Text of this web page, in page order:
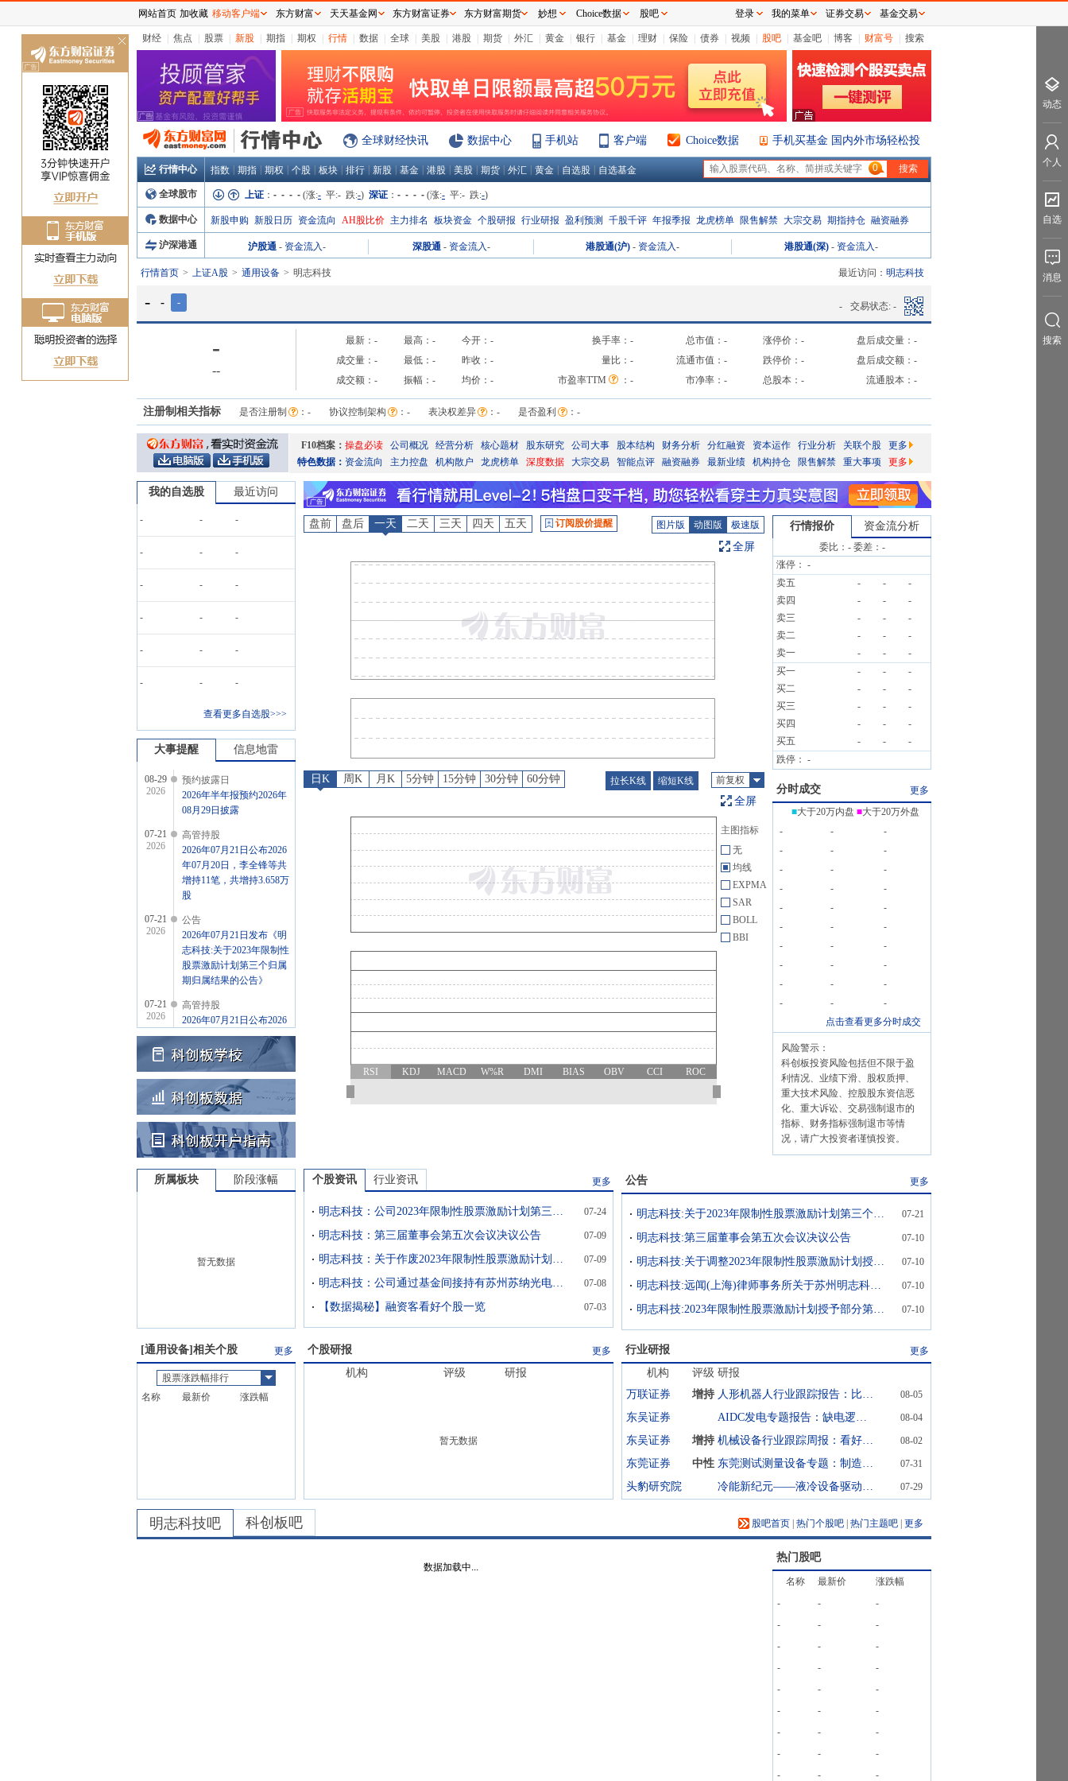
财经 焦点 股票 新股 期指 期权 行情 数据 全球 美股 港股 期货 外汇 黄金 银行 基金 理财 保险 债券 视频 股吧 基金吧 博客 财富号 搜索
全球财经快讯 数据中心 手机站 客户端 Choice数据 手机买基金 国内外市场轻松投
行情中心 指数 期指 期权 个股 板块 排行 新股 基金 港股 美股 期货 外汇 黄金 自选股 自选基金 0
全球股市 上证 ： - - - - (涨:- 平:- 跌:-) 深证 ： - - - - (涨:- 平:- 跌:-)
数据中心 新股申购 新股日历 资金流向 AH股比价 主力排名 板块资金 个股研报 行业研报 盈利预测 千股千评 年报季报 龙虎榜单 限售解禁 大宗交易 期指持仓 融资融券
沪深港通 沪股通 - 资金流入- 深股通 - 资金流入- 港股通(沪) - 资金流入- 港股通(深) - 资金流入-
行情首页 上证A股 通用设备 明志科技 最近访问： 明志科技
- - - - 交易状态: -
-
--
最新： - 最高： - 今开： - 换手率： - 总市值： - 涨停价： - 盘后成交量： -
成交量： - 最低： - 昨收： - 量比： - 流通市值： - 跌停价： - 盘后成交额： -
成交额： - 振幅： - 均价： - 市盈率TTM ： - 市净率： - 总股本： - 流通股本： -
注册制相关指标 是否注册制 ： - 协议控制架构 ： - 表决权差异 ： - 是否盈利 ： -
F10档案： 操盘必读 公司概况 经营分析 核心题材 股东研究 公司大事 股本结构 财务分析 分红融资 资本运作 行业分析 关联个股
更多
特色数据： 资金流向 主力控盘 机构散户 龙虎榜单 深度数据 大宗交易 智能点评 融资融券 最新业绩 机构持仓 限售解禁 重大事项 更多
我的自选股 最近访问
- - -
- - -
- - -
- - -
- - -
- - -
查看更多自选股>>>
大事提醒 信息地雷
08-29
2026
预约披露日
2026年半年报预约2026年
08月29日披露
07-21
2026
高管持股
2026年07月21日公布2026
年07月20日，李全锋等共
增持11笔，共增持3.658万
股
07-21
2026
公告
2026年07月21日发布《明
志科技:关于2023年限制性
股票激励计划第三个归属
期归属结果的公告》
07-21
2026
高管持股
2026年07月21日公布2026
年07月21日，顾海兵增持1
笔，增持0.5万股
盘前 盘后 一天 二天 三天 四天 五天 订阅股价提醒 图片版 动图版 极速版
全屏
日K 周K 月K 5分钟 15分钟 30分钟 60分钟 拉长K线 缩短K线 前复权
全屏
主图指标
无
均线
EXPMA
SAR
BOLL
BBI
RSI KDJ MACD W%R DMI BIAS OBV CCI ROC
行情报价 资金流分析
委比： -委差： -
涨停： -
卖五
- -
-
卖四
- -
-
卖三
- -
-
卖二
- -
-
卖一
- -
-
买一
- -
-
买二
- -
-
买三
- -
-
买四
- -
-
买五
- -
-
跌停： -
分时成交
更多
■大于20万内盘 ■大于20万外盘
-
-
-
-
-
-
-
-
-
-
-
-
-
-
-
-
-
-
-
-
-
-
-
-
-
-
-
-
-
-
点击查看更多分时成交
风险警示：
科创板投资风险包括但不限于盈
利情况、业绩下滑、股权质押、
重大技术风险、控股股东资信恶
化、重大诉讼、交易强制退市的
指标、财务指标强制退市等情
况，请广大投资者谨慎投资。
所属板块 阶段涨幅
暂无数据
个股资讯 行业资讯 更多
明志科技：公司2023年限制性股票激励计划第三个归属期业绩考核目标A已达成 07-24
明志科技：第三届董事会第五次会议决议公告 07-09
明志科技：关于作废2023年限制性股票激励计划部分已授予尚未归属的第二类限制性股票的公告 07-09
明志科技：公司通过基金间接持有苏州苏纳光电有限公司股份 07-08
【数据揭秘】融资客看好个股一览 07-03
公告 更多
明志科技:关于2023年限制性股票激励计划第三个归属期归属结果的公告 07-21
明志科技:第三届董事会第五次会议决议公告 07-10
明志科技:关于调整2023年限制性股票激励计划授予价格的公告 07-10
明志科技:远闻(上海)律师事务所关于苏州明志科技股份有限公司2023年限制性股票激励计划授予价格调整、第三个归属期归属条件成就及部分限制性股票作废的法律意见书 07-10
明志科技:2023年限制性股票激励计划授予部分第三个归属期符合归属条件的公告 07-10
[通用设备]相关个股 更多
股票涨跌幅排行
名称
最新价 涨跌幅
个股研报 更多
机构 评级 研报
暂无数据
行业研报 更多
机构 评级 研报
万联证券
增持 人形机器人行业跟踪报告：比亚迪人形机器人“小迪”预计8月亮相 08-05
东吴证券 AIDC发电专题报告：缺电逻辑下燃机已开始释放利润，重视0-1的SOFC 08-04
东吴证券 增持 机械设备行业跟踪周报：看好半导体设备超级景气周期&资本开支加速受益的AI设备；推荐估值低稳增长的工程机械 08-02
东莞证券 中性 东莞测试测量设备专题：制造业升级催化检测需求 07-31
头豹研究院 冷能新纪元——液冷设备驱动算力基础设施的热管理革命 头豹词条报告系列 07-29
明志科技吧 科创板吧 股吧首页 热门个股吧 热门主题吧 更多
热门股吧
名称 最新价
涨跌幅
-
-
-
-
-
-
-
-
-
-
-
-
-
-
-
-
-
-
-
-
-
-
-
-
-
- -
网站首页 加收藏 移动客户端 东方财富 天天基金网 东方财富证券 东方财富期货 妙想 Choice数据 股吧 登录 我的菜单 证券交易 基金交易
动态
个人
自选
消息
搜索
关